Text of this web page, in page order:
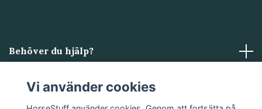
Behöver du hjälp?
Läs mer
Vi använder cookies